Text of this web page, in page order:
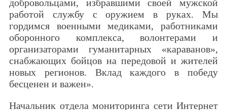
добровольцами, избравшими своей мужской
работой службу с оружием в руках. Мы
гордимся военными медиками, работниками
оборонного комплекса, волонтерами и
организаторами гуманитарных «караванов»,
снабжающих бойцов на передовой и жителей
новых регионов. Вклад каждого в победу
бесценен и важен».
Начальник отдела мониторинга сети Интернет